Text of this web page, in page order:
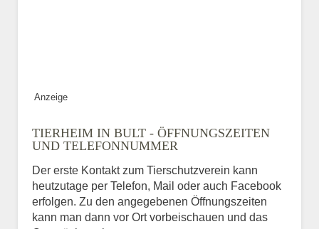
Anzeige
TIERHEIM IN BULT - ÖFFNUNGSZEITEN
UND TELEFONNUMMER
Der erste Kontakt zum Tierschutzverein kann
heutzutage per Telefon, Mail oder auch Facebook
erfolgen. Zu den angegebenen Öffnungszeiten
kann man dann vor Ort vorbeischauen und das